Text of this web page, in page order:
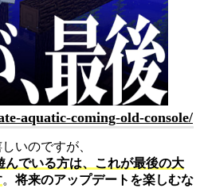
aquatic-coming-old-console/
いのですが、
んでいる方は、これが最後の大
。将来のアップデートを楽しむな